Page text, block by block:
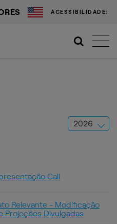
ACESSIBILIDADE:
Call
Relevante - Modificação
Projeções Divulgadas